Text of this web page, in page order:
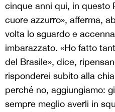
cinque anni qui, in questo
cuore azzurro», afferma,
volta lo sguardo e
imbarazzato. «Ho fatto
del Brasile», dice,
risponderei subito alla
perché no, aggiungiamo:
sempre meglio averli in